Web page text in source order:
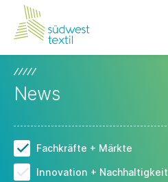
News
Fachkräfte + Märkte
Innovation + Nachhaltigkeit